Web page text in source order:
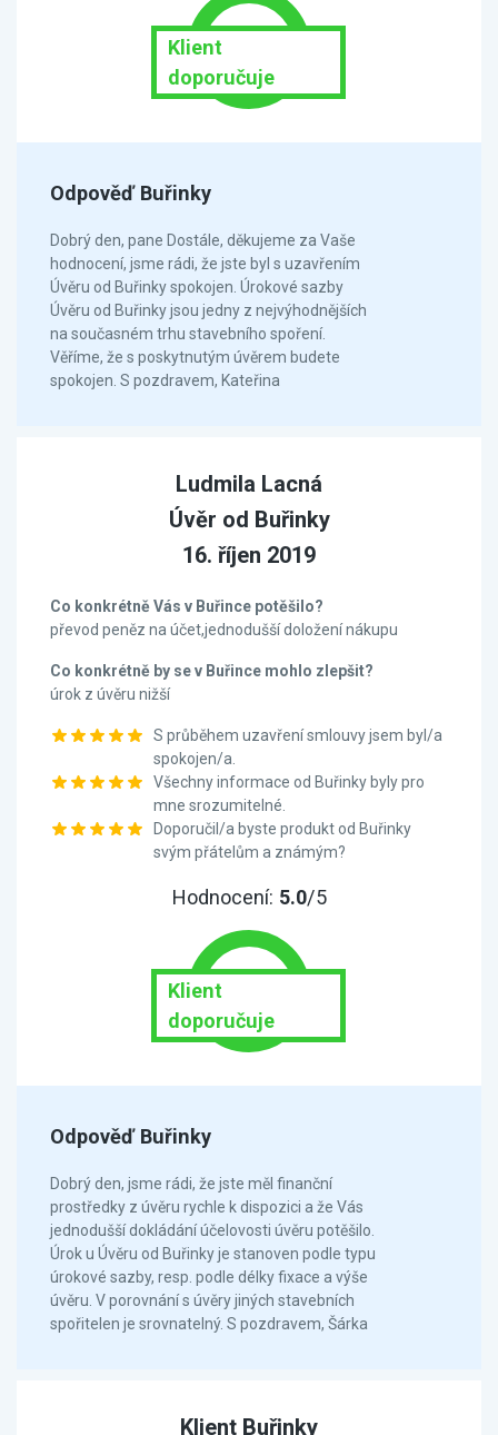
Klient
doporučuje
Odpověď Buřinky
Dobrý den, pane Dostále, děkujeme za Vaše
hodnocení, jsme rádi, že jste byl s uzavřením
Úvěru od Buřinky spokojen. Úrokové sazby
Úvěru od Buřinky jsou jedny z nejvýhodnějších
na současném trhu stavebního spoření.
Věříme, že s poskytnutým úvěrem budete
spokojen. S pozdravem, Kateřina
Ludmila Lacná
Úvěr od Buřinky
16. říjen 2019
Co konkrétně Vás v Buřince potěšilo?
převod peněz na účet,jednodušší doložení nákupu
Co konkrétně by se v Buřince mohlo zlepšit?
úrok z úvěru nižší
S průběhem uzavření smlouvy jsem byl/a
spokojen/a.
Všechny informace od Buřinky byly pro
mne srozumitelné.
Doporučil/a byste produkt od Buřinky
svým přátelům a známým?
Hodnocení: 5.0/5
Klient
doporučuje
Odpověď Buřinky
Dobrý den, jsme rádi, že jste měl finanční
prostředky z úvěru rychle k dispozici a že Vás
jednodušší dokládání účelovosti úvěru potěšilo.
Úrok u Úvěru od Buřinky je stanoven podle typu
úrokové sazby, resp. podle délky fixace a výše
úvěru. V porovnání s úvěry jiných stavebních
spořitelen je srovnatelný. S pozdravem, Šárka
Klient Buřinky